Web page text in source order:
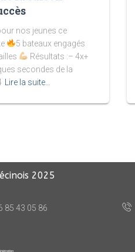
nos jeunes ce
5 bateaux engagés
Résultats :– 4x+
secondes de la
Lire la suite…
2025
85 43 05 86